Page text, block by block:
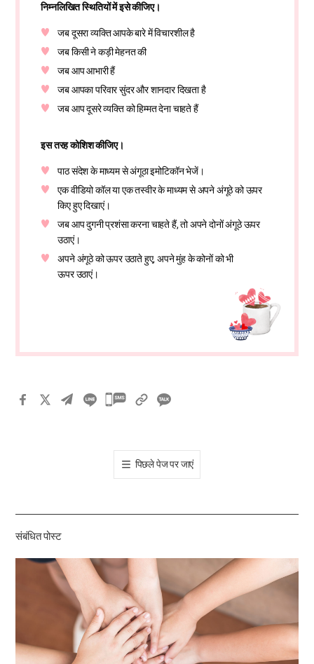
निम्नलिखित स्थितियों में इसे कीजिए।
जब दूसरा व्यक्ति आपके बारे में विचारशील है
जब किसी ने कड़ी मेहनत की
जब आप आभारी हैं
जब आपका परिवार सुंदर और शानदार दिखता है
जब आप दूसरे व्यक्ति को हिम्मत देना चाहते हैं
इस तरह कोशिश कीजिए।
पाठ संदेश के माध्यम से अंगूठा इमोटिकॉन भेजें।
एक वीडियो कॉल या एक तस्वीर के माध्यम से अपने अंगूठे को ऊपर
किए हुए दिखाएं।
जब आप दुगनी प्रशंसा करना चाहते हैं, तो अपने दोनों अंगूठे ऊपर
उठाएं।
अपने अंगूठे को ऊपर उठाते हुए, अपने मुंह के कोनों को भी
ऊपर उठाएं।
카
톡
공
기
पिछले पेज पर जाएं
संबंधित पोस्ट